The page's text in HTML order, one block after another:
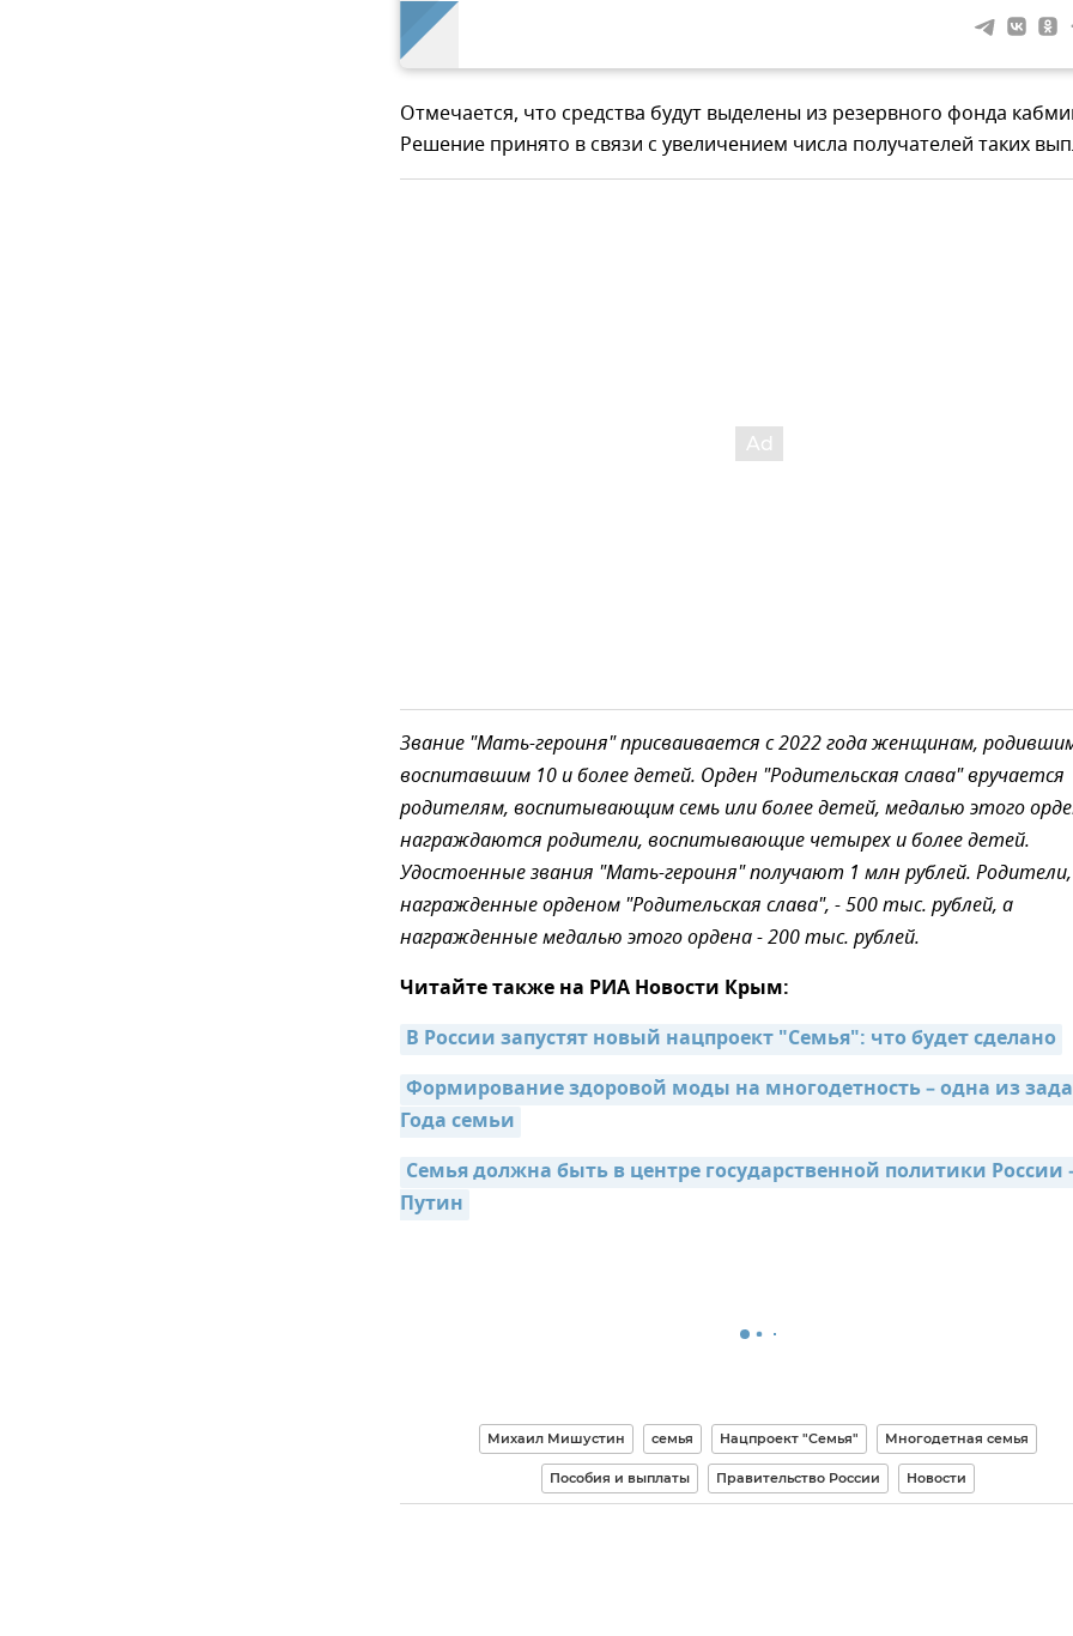
Отмечается, что средства будут выделены из резервного фонда
Решение принято в связи с увеличением числа получателей таких
Звание "Мать-героиня" присваивается с 2022 года женщинам,
воспитавшим 10 и более детей. Орден "Родительская слава" вручается
родителям, воспитывающим семь или более детей, медалью этого
награждаются родители, воспитывающие четырех и более детей.
Удостоенные звания "Мать-героиня" получают 1 млн рублей. Родители,
награжденные орденом "Родительская слава", - 500 тыс. рублей, а
награжденные медалью этого ордена - 200 тыс. рублей.
Читайте также на РИА Новости Крым:
В России запустят новый нацпроект "Семья": что будет сделано
Формирование здоровой моды на многодетность – одна из
Года семьи
Семья должна быть в центре государственной политики России
Путин
Михаил Мишустин семья Нацпроект "Семья" Многодетная семья
Пособия и выплаты Правительство России Новости